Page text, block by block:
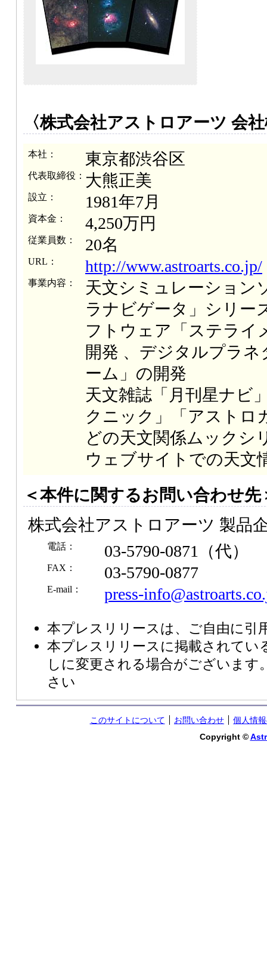
〈株式会社アストロアーツ 会
本社： 東京都渋谷区
代表取締役： 大熊正美
設立： 1981年7月
資本金： 4,250万円
従業員数： 20名
URL： http://www.astroarts.co.jp/
事業内容：
天文シミュレーション
ラナビゲータ」シリー
フトウェア「ステライ
開発 、デジタルプラ
ーム」の開発
天文雑誌「月刊星ナビ
クニック」「アストロ
どの天文関係ムックシ
ウェブサイトでの天文
＜本件に関するお問い合わせ先
株式会社アストロアーツ 製品
電話： 03-5790-0871（代）
FAX： 03-5790-0877
E-mail： press-
本プレスリリースは、ご自由に引
本プレスリリースに掲載されてい
しに変更される場合がございます
さい
このサイトについて お問い合わせ
個人情
Copyright ©